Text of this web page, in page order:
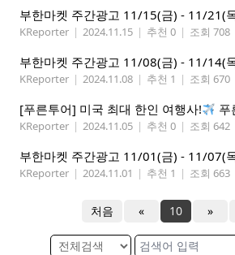
부한마켓 주간광고 11/15(금) - 11/21(
KReporter | 2024.11.15 | 추천 0 | 조회 708
부한마켓 주간광고 11/08(금) - 11/14(
KReporter | 2024.11.08 | 추천 1 | 조회 670
[푸른투어] 미국 최대 한인 여행사! 푸른
KReporter | 2024.11.05 | 추천 0 | 조회 642
부한마켓 주간광고 11/01(금) - 11/07(
KReporter | 2024.11.01 | 추천 1 | 조회 663
처음 « 10 »